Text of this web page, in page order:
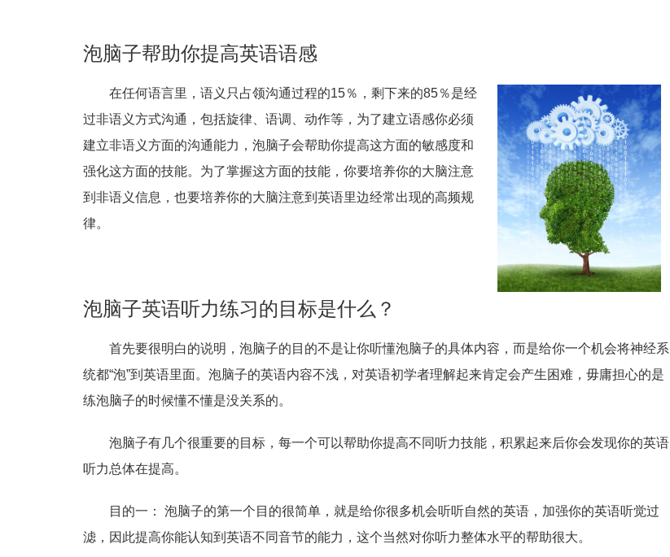
泡脑子帮助你提高英语语感
在任何语言里，语义只占领沟通过程的15％，剩下来的85％是经
过非语义方式沟通，包括旋律、语调、动作等，为了建立语感你必须
建立非语义方面的沟通能力，泡脑子会帮助你提高这方面的敏感度和
强化这方面的技能。为了掌握这方面的技能，你要培养你的大脑注意
到非语义信息，也要培养你的大脑注意到英语里边经常出现的高频规
律。
泡脑子英语听力练习的目标是什么？
首先要很明白的说明，泡脑子的目的不是让你听懂泡脑子的具体内容，而是给你一个机会将神经系
统都“泡”到英语里面。泡脑子的英语内容不浅，对英语初学者理解起来肯定会产生困难，毋庸担心的是
练泡脑子的时候懂不懂是没关系的。
泡脑子有几个很重要的目标，每一个可以帮助你提高不同听力技能，积累起来后你会发现你的英语
听力总体在提高。
目的一： 泡脑子的第一个目的很简单，就是给你很多机会听听自然的英语，加强你的英语听觉过
滤，因此提高你能认知到英语不同音节的能力，这个当然对你听力整体水平的帮助很大。